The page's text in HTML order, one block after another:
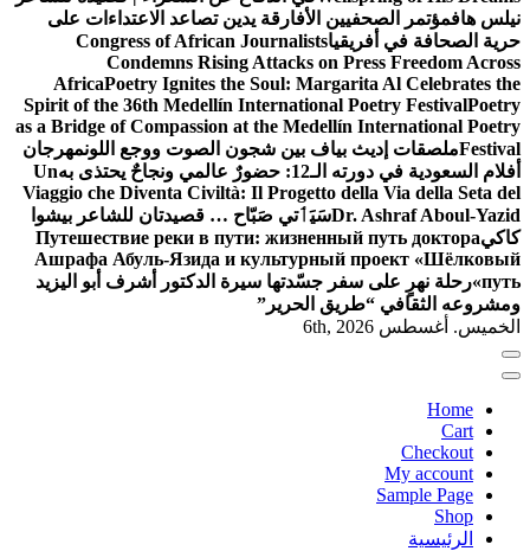
نيلس هافمؤتمر الصحفيين الأفارقة يدين تصاعد الاعتداءات على
حرية الصحافة في أفريقياCongress of African Journalists
Condemns Rising Attacks on Press Freedom Across
AfricaPoetry Ignites the Soul: Margarita Al Celebrates the
Spirit of the 36th Medellín International Poetry FestivalPoetry
as a Bridge of Compassion at the Medellín International Poetry
Festivalملصقات إديث بياف بين شجون الصوت ووجع اللونمهرجان
أفلام السعودية في دورته الـ12: حضورٌ عالمي ونجاحٌ يحتذى به
Un
Viaggio che Diventa Civiltà: Il Progetto della Via della Seta del
Dr. Ashraf Aboul-Yazidسَيَٲتي صَبّاح … قصيدتان للشاعر بيشوا
كاكيПутешествие реки в пути: жизненный путь доктора
Ашрафа Абуль-Язида и культурный проект «Шёлковый
путь» رحلة نهرٍ على سفر جسّدتها سيرة الدكتور أشرف أبو اليزيد
ومشروعه الثقافي “طريق الحرير”
الخميس. أغسطس 6th, 2026
Home
Cart
Checkout
My account
Sample Page
Shop
الرئيسية